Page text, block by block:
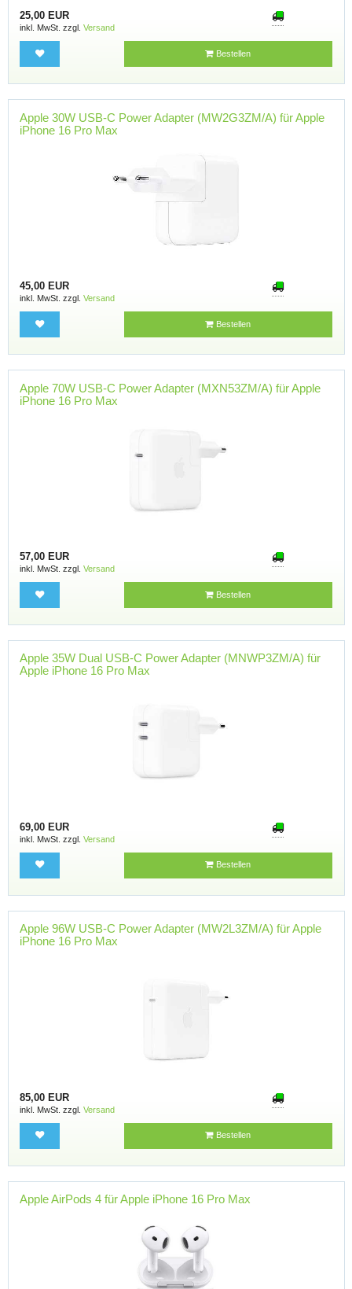
25,00 EUR
inkl. MwSt. zzgl. Versand
Bestellen
Apple 30W USB-C Power Adapter (MW2G3ZM/A) für Apple
iPhone 16 Pro Max
45,00 EUR
inkl. MwSt. zzgl. Versand
Bestellen
Apple 70W USB-C Power Adapter (MXN53ZM/A) für Apple
iPhone 16 Pro Max
57,00 EUR
inkl. MwSt. zzgl. Versand
Bestellen
Apple 35W Dual USB-C Power Adapter (MNWP3ZM/A) für
Apple iPhone 16 Pro Max
69,00 EUR
inkl. MwSt. zzgl. Versand
Bestellen
Apple 96W USB-C Power Adapter (MW2L3ZM/A) für Apple
iPhone 16 Pro Max
85,00 EUR
inkl. MwSt. zzgl. Versand
Bestellen
Apple AirPods 4 für Apple iPhone 16 Pro Max